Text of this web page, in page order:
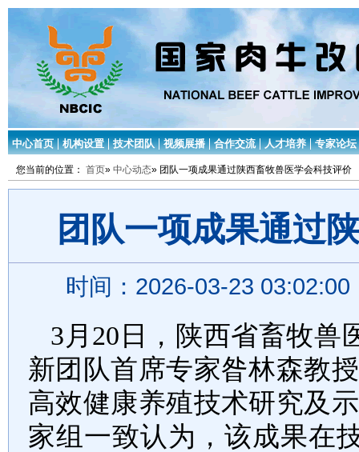
中心首页 机构设置 技术团队 视频展播 合作交流 人才培养 专家论坛
您当前的位置： 首页» 中心动态» 团队一项成果通过陕西畜牧兽医学会科技评价
团队一项成果通过
时间：2026-03-23
3 月 20 日，陕西省畜牧兽
新团队首席专家昝林森教
高效健康养殖技术研究及
家组一致认为 ，该成果在